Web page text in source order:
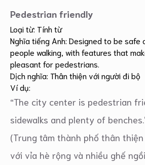
Pedestrian friendly
Loại từ: Tính từ
Nghĩa tiếng Anh: Designed to be safe
people walking, with features that
pleasant for pedestrians.
Dịch nghĩa: Thân thiện với người đi bộ
Ví dụ:
“The city center is pedestrian
sidewalks and plenty of
(Trung tâm thành phố thân
với vỉa hè rộng và nhiều ghế